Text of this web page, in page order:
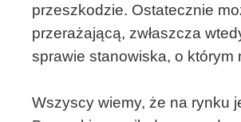
przeszkodzie. Ostatecznie
przerażającą, zwłaszcza
sprawie stanowiska, o którym
Wszyscy wiemy, że na rynku